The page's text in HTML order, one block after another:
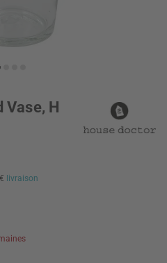
Vase, H
livraison